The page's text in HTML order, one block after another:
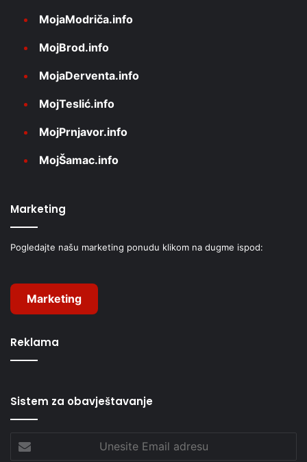
MojaModriča.info
MojBrod.info
MojaDerventa.info
MojTeslić.info
MojPrnjavor.info
MojŠamac.info
Marketing
Pogledajte našu marketing ponudu klikom na dugme ispod:
Marketing
Reklama
Sistem za obavještavanje
Email